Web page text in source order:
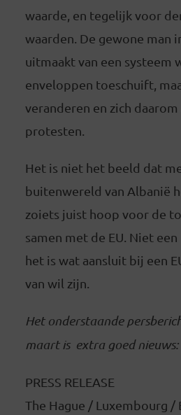
waarde, en tegelijk voor
waarden. De gewone man
uitmaakt van een systeem
enveloppen toeschuift,
veranderen en zich
protesten.
Het is niet het beeld dat
buitenwereld van Albanië
zoiets juist hoop voor de
samen met de EU. Niet
het is wat aansluit bij een
van wil zijn.
Het onderstaande
maart is extra goed nieuws:
PRESS RELEASE
The Hague / Luxembourg /